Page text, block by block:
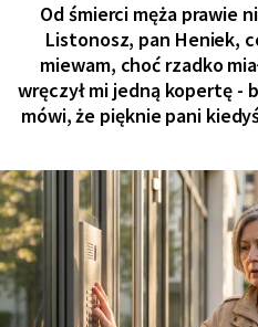
Od śmierci męża prawie
Listonosz, pan Heniek,
miewam, choć rzadko
wręczył mi jedną kopertę -
mówi, że pięknie pani